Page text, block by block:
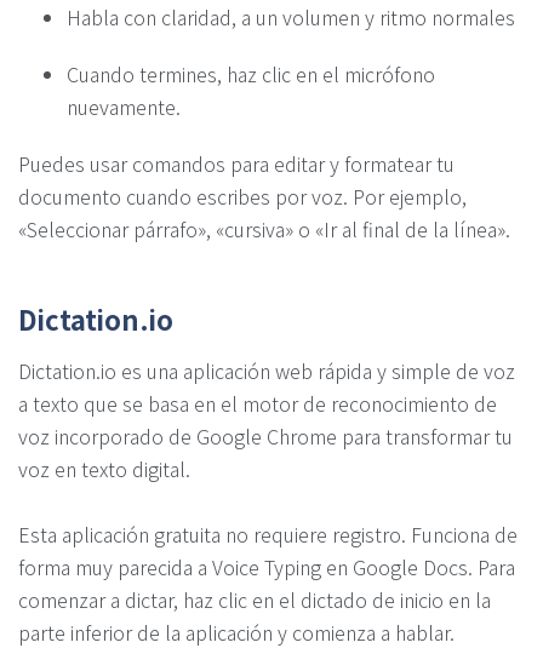
Habla con claridad, a un volumen y ritmo normales
Cuando termines, haz clic en el micrófono
nuevamente.
Puedes usar comandos para editar y formatear tu
documento cuando escribes por voz. Por ejemplo,
«Seleccionar párrafo», «cursiva» o «Ir al final de la línea».
Dictation.io
Dictation.io es una aplicación web rápida y simple de voz
a texto que se basa en el motor de reconocimiento de
voz incorporado de Google Chrome para transformar tu
voz en texto digital.
Esta aplicación gratuita no requiere registro. Funciona de
forma muy parecida a Voice Typing en Google Docs. Para
comenzar a dictar, haz clic en el dictado de inicio en la
parte inferior de la aplicación y comienza a hablar.